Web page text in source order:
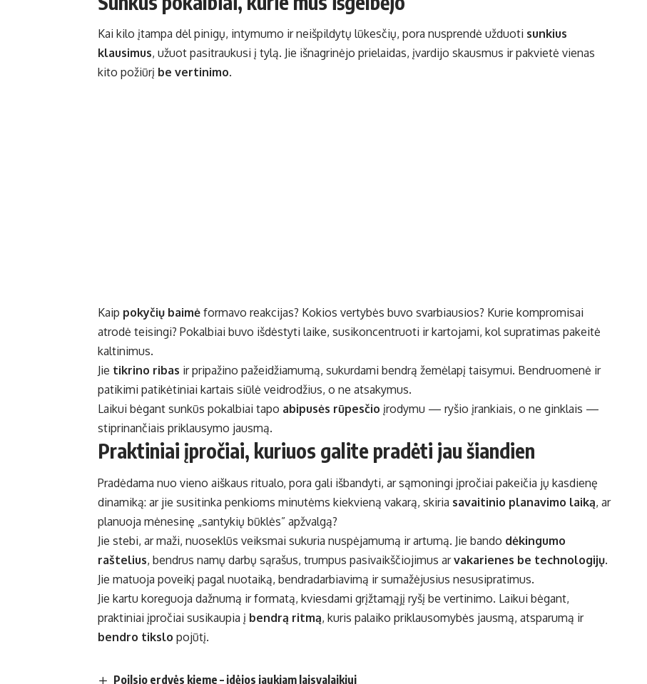
Kai kilo įtampa dėl pinigų, intymumo ir neišpildytų lūkesčių, pora nusprendė užduoti sunkius
klausimus, užuot pasitraukusi į tylą. Jie išnagrinėjo prielaidas, įvardijo skausmus ir pakvietė vienas
kito požiūrį be vertinimo.
Kaip pokyčių baimė formavo reakcijas? Kokios vertybės buvo svarbiausios? Kurie kompromisai
atrodė teisingi? Pokalbiai buvo išdėstyti laike, susikoncentruoti ir kartojami, kol supratimas pakeitė
kaltinimus.
Jie tikrino ribas ir pripažino pažeidžiamumą, sukurdami bendrą žemėlapį taisymui. Bendruomenė ir
patikimi patikėtiniai kartais siūlė veidrodžius, o ne atsakymus.
Laikui bėgant sunkūs pokalbiai tapo abipusės rūpesčio įrodymu — ryšio įrankiais, o ne ginklais —
stiprinančiais priklausymo jausmą.
Praktiniai įpročiai, kuriuos galite pradėti jau šiandien
Pradėdama nuo vieno aiškaus ritualo, pora gali išbandyti, ar sąmoningi įpročiai pakeičia jų kasdienę
dinamiką: ar jie susitinka penkioms minutėms kiekvieną vakarą, skiria savaitinio planavimo laiką, ar
planuoja mėnesinę „santykių būklės” apžvalgą?
Jie stebi, ar maži, nuoseklūs veiksmai sukuria nuspėjamumą ir artumą. Jie bando dėkingumo
raštelius, bendrus namų darbų sąrašus, trumpus pasivaikščiojimus arvakarienes be technologijų.
Jie matuoja poveikį pagal nuotaiką, bendradarbiavimą ir sumažėjusius nesusipratimus.
Jie kartu koreguoja dažnumą ir formatą, kviesdami grįžtamąjį ryšį be vertinimo. Laikui bėgant,
praktiniai įpročiai susikaupia į bendrą ritmą, kuris palaiko priklausomybės jausmą, atsparumą ir
bendro tikslo pojūtį.
Poilsio erdvės kieme – idėjos jaukiam laisvalaikiui